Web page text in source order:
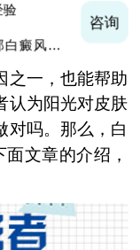
验
癜风，青
咨询
一，也能帮助
认为阳光对皮肤
对吗。那么，白
文章的介绍，